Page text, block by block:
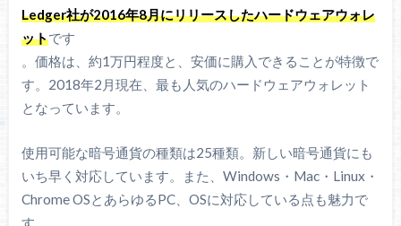
Ledger社が2016年8月にリリースしたハードウェアウォレ
ットです
。価格は、約1万円程度と、安価に購入できることが特徴で
す。2018年2月現在、最も人気のハードウェアウォレット
となっています。
使用可能な暗号通貨の種類は25種類。新しい暗号通貨にも
いち早く対応しています。また、Windows・Mac・Linux・
Chrome OSとあらゆるPC、OSに対応している点も魅力で